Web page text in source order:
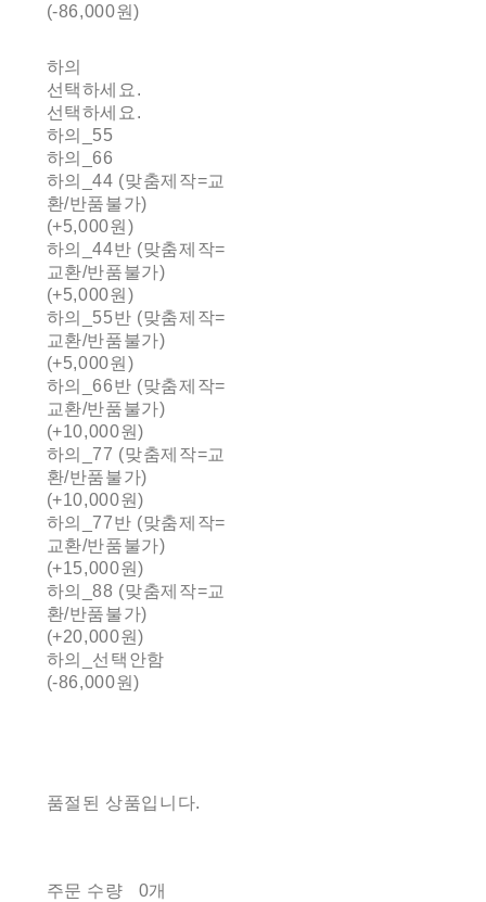
(-86,000원)
하의
선택하세요.
선택하세요.
하의_55
하의_66
하의_44 (맞춤제작=교
환/반품불가)
(+5,000원)
하의_44반 (맞춤제작=
교환/반품불가)
(+5,000원)
하의_55반 (맞춤제작=
교환/반품불가)
(+5,000원)
하의_66반 (맞춤제작=
교환/반품불가)
(+10,000원)
하의_77 (맞춤제작=교
환/반품불가)
(+10,000원)
하의_77반 (맞춤제작=
교환/반품불가)
(+15,000원)
하의_88 (맞춤제작=교
환/반품불가)
(+20,000원)
하의_선택안함
(-86,000원)
품절된 상품입니다.
주문 수량
0개